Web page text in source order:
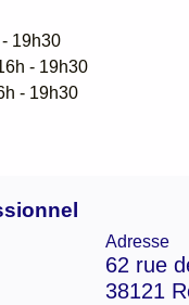
19h30
- 19h30
- 19h30
Adresse
62 rue
38121